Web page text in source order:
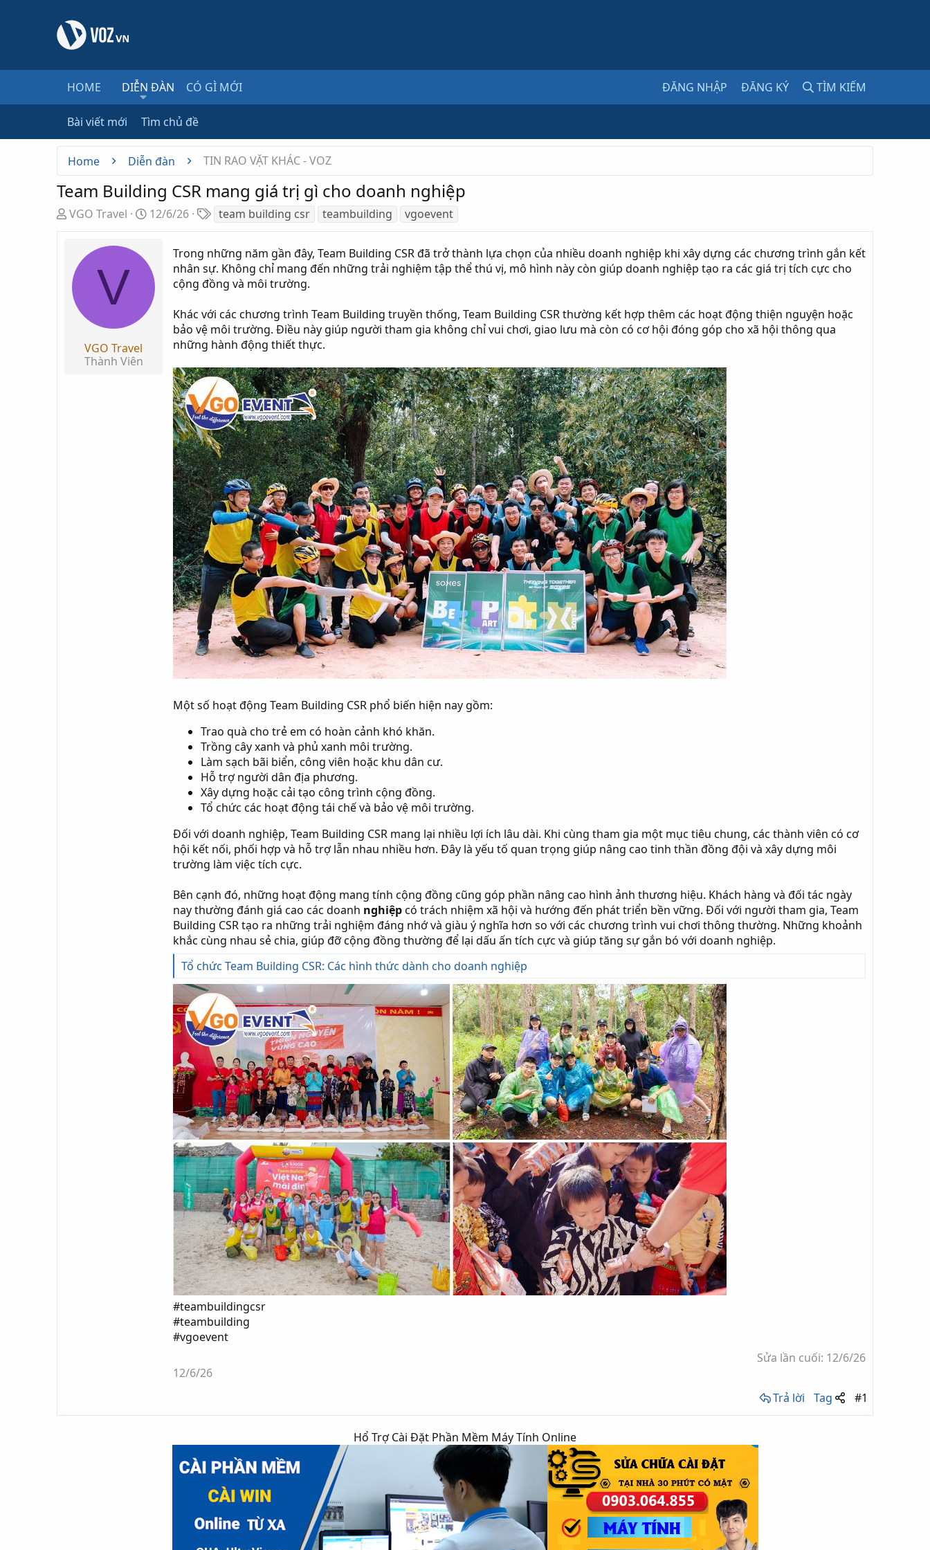
HOME DIỄN ĐÀN CÓ GÌ MỚI ĐĂNG NHẬP ĐĂNG KÝ TÌM KIẾM
Bài viết mới Tìm chủ đề
Home Diễn đàn TIN RAO VẶT KHÁC - VOZ
Team Building CSR mang giá trị gì cho doanh nghiệp
T
h
a
d
s
VGO Travel
N
g
g
ử
i
12/6/26
T
ừ
h
ó
a
team building csr teambuilding vgoevent
V
VGO Travel
Thành Viên
Trong những năm gần đây, Team Building CSR đã trở thành lựa chọn của nhiều doanh nghiệp khi xây dựng các chương trình gắn kết
nhân sự. Không chỉ mang đến những trải nghiệm tập thể thú vị, mô hình này còn giúp doanh nghiệp tạo ra các giá trị tích cực cho
cộng đồng và môi trường.
Khác với các chương trình Team Building truyền thống, Team Building CSR thường kết hợp thêm các hoạt động thiện nguyện hoặc
bảo vệ môi trường. Điều này giúp người tham gia không chỉ vui chơi, giao lưu mà còn có cơ hội đóng góp cho xã hội thông qua
những hành động thiết thực.
Một số hoạt động Team Building CSR phổ biến hiện nay gồm:
Trao quà cho trẻ em có hoàn cảnh khó khăn.
Trồng cây xanh và phủ xanh môi trường.
Làm sạch bãi biển, công viên hoặc khu dân cư.
Hỗ trợ người dân địa phương.
Xây dựng hoặc cải tạo công trình cộng đồng.
Tổ chức các hoạt động tái chế và bảo vệ môi trường.
Đối với doanh nghiệp, Team Building CSR mang lại nhiều lợi ích lâu dài. Khi cùng tham gia một mục tiêu chung, các thành viên có cơ
hội kết nối, phối hợp và hỗ trợ lẫn nhau nhiều hơn. Đây là yếu tố quan trọng giúp nâng cao tinh thần đồng đội và xây dựng môi
trường làm việc tích cực.
Bên cạnh đó, những hoạt động mang tính cộng đồng cũng góp phần nâng cao hình ảnh thương hiệu. Khách hàng và đối tác ngày
nay thường đánh giá cao các doanh nghiệpcó trách nhiệm xã hội và hướng đến phát triển bền vững. Đối với người tham gia, Team
Building CSR tạo ra những trải nghiệm đáng nhớ và giàu ý nghĩa hơn so với các chương trình vui chơi thông thường. Những khoảnh
khắc cùng nhau sẻ chia, giúp đỡ cộng đồng thường để lại dấu ấn tích cực và giúp tăng sự gắn bó với doanh nghiệp.
Tổ chức Team Building CSR: Các hình thức dành cho doanh nghiệp
#teambuildingcsr
#teambuilding
#vgoevent
Sửa lần cuối: 12/6/26
12/6/26
Trả lời
Tag #1
Hổ Trợ Cài Đặt Phần Mềm Máy Tính Online